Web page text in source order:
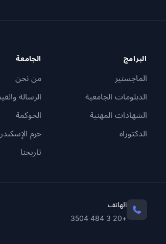
البرامج
الماجستير
الدبلومات الجامعية
الشهادات المهنية
الدكتوراه
الجامعة
من نحن
الرسالة
الحوكمة
حرم
تاريخنا
الهاتف
+20 3 484 3504